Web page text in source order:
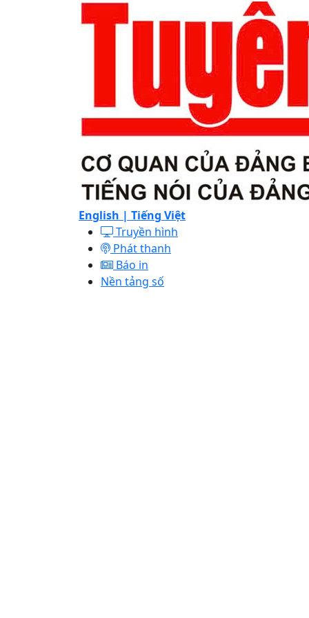
English | Tiếng Việt
Truyền hình
Phát thanh
Báo in
Nền tảng số